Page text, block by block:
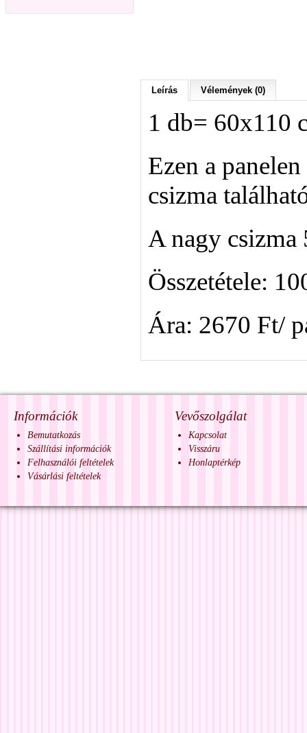
Leírás Vélemények (0)
1 db= 60x110
Ezen a
csizma
A nagy csizma
Összetétele:
Ára: 2670 Ft/
Információk
Bemutatkozás
Szállítási információk
Felhasználói feltételek
Vásárlási feltételek
Vevőszolgálat
Kapcsolat
Visszáru
Honlaptérkép